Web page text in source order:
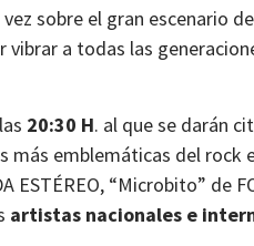
sobre el gran escenario
a todas las
20:30 H. al que se darán
más emblemáticas del rock
ESTÉREO, “Microbito” de
artistas nacionales e